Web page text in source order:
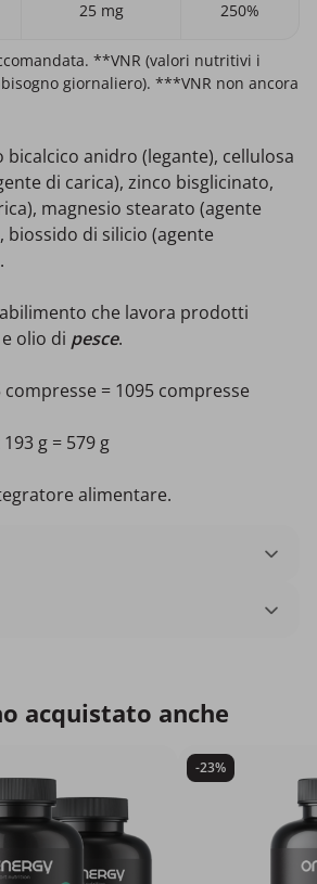
25 mg 250%
**VNR (valori nutritivi i
giornaliero). ***VNR non ancora
bicalcico anidro (legante), cellulosa
di carica), zinco bisglicinato,
magnesio stearato (agente
di silicio (agente
che lavora prodotti
e olio di pesce.
compresse = 1095 compresse
193 g = 579 g
alimentare.
acquistato anche
-23%